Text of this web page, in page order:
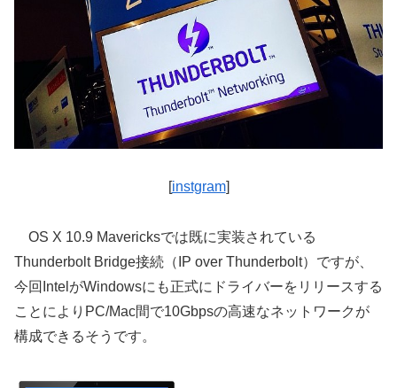
[instgram]
OS X 10.9 Mavericksでは既に実装されている
Thunderbolt Bridge接続（IP over Thunderbolt）ですが、
今回IntelがWindowsにも正式にドライバーをリリースする
ことによりPC/Mac間で10Gbpsの高速なネットワークが
構成できるそうです。